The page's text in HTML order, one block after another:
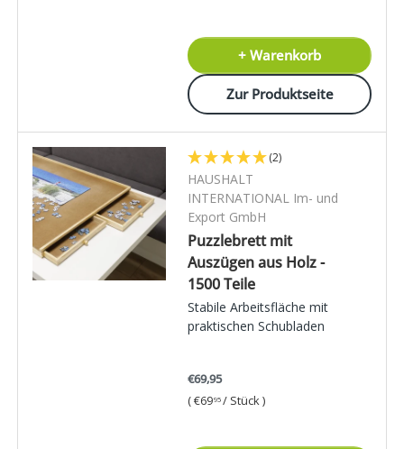
+ Warenkorb
Zur Produktseite
(2)
HAUSHALT
INTERNATIONAL Im- und
Export GmbH
Puzzlebrett mit
Auszügen aus Holz -
1500 Teile
Stabile Arbeitsfläche mit
praktischen Schubladen
€69,95
Grundpreis
€6995 / Stück